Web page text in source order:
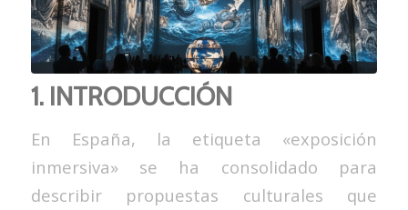
1. INTRODUCCIÓN
En España, la etiqueta «exposición
inmersiva» se ha consolidado para
describir propuestas culturales que